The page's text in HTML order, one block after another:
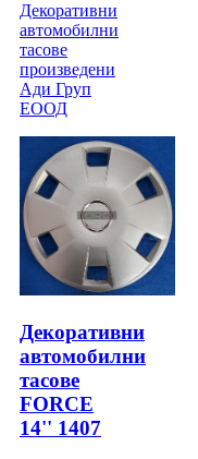
Декоративни
автомобилни
тасове
произведени
Ади Груп
ЕООД
Декоративни
автомобилни
тасове
FORCE
14'' 1407